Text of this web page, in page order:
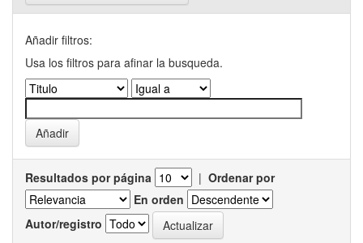
Añadir filtros:
Usa los filtros para afinar la busqueda.
Resultados por página | Ordenar por
En orden
Autor/registro